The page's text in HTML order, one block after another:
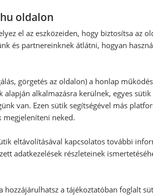
Ehhez a recepthez még nem
Hozzászólás írása
oldalon
el az eszközeiden, hogy biztosítsa az
és partnereinknek átlátni, hogyan
görgetés az oldalon) a honlap
alkalmazásra kerülnek, egyes
van. Ezen sütik segítségével más
neked.
eltávolításával kapcsolatos további
adatkezelések részleteinek
hozzájárulhatsz a tájékoztatóban foglalt